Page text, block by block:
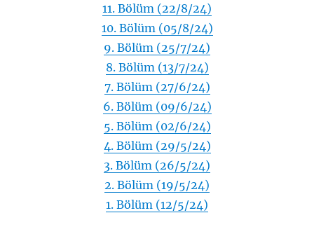
11. Bölüm (22/8/24)
10. Bölüm (05/8/24)
9. Bölüm (25/7/24)
8. Bölüm (13/7/24)
7. Bölüm (27/6/24)
6. Bölüm (09/6/24)
5. Bölüm (02/6/24)
4. Bölüm (29/5/24)
3. Bölüm (26/5/24)
2. Bölüm (19/5/24)
1. Bölüm (12/5/24)